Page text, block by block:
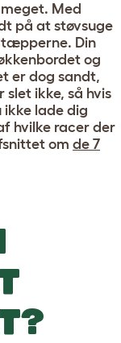
Med
på at støvsuge
Din
og
er dog sandt,
ikke, så hvis
ikke lade dig
hvilke racer der
om de 7